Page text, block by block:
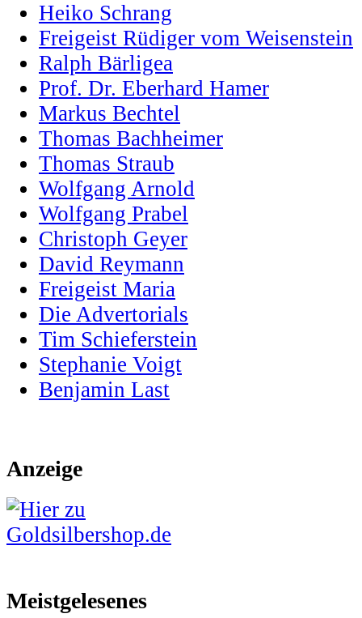
Heiko Schrang
Freigeist Rüdiger vom Weisenstein
Ralph Bärligea
Prof. Dr. Eberhard Hamer
Markus Bechtel
Thomas Bachheimer
Thomas Straub
Wolfgang Arnold
Wolfgang Prabel
Christoph Geyer
David Reymann
Freigeist Maria
Die Advertorials
Tim Schieferstein
Stephanie Voigt
Benjamin Last
Anzeige
Meistgelesenes